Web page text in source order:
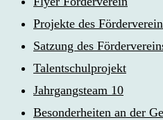
Projekte des
Satzung des
Talentschulprojekt
Jahrgangsteam 10
Besonderheiten an der